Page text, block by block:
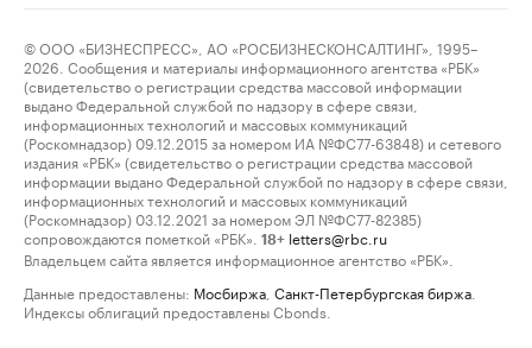
© ООО «БИЗНЕСПРЕСС», АО «РОСБИЗНЕСКОНСАЛТИНГ», 1995–
2026. Сообщения и материалы информационного агентства «РБК»
(свидетельство о регистрации средства массовой информации
выдано Федеральной службой по надзору в сфере связи,
информационных технологий и массовых коммуникаций
(Роскомнадзор) 09.12.2015 за номером ИА №ФС77-63848) и сетевого
издания «РБК» (свидетельство о регистрации средства массовой
информации выдано Федеральной службой по надзору в сфере связи,
информационных технологий и массовых коммуникаций
(Роскомнадзор) 03.12.2021 за номером ЭЛ №ФС77-82385)
сопровождаются пометкой «РБК».
18+ letters@rbc.ru
Владельцем сайта является информационное агентство «РБК».
Данные предоставлены: Мосбиржа Санкт-Петербургская биржа
Индексы облигаций предоставлены Cbonds.